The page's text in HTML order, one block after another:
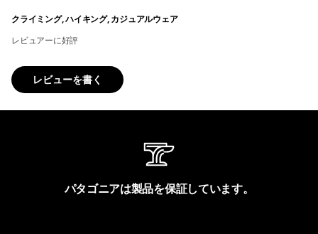
クライミング, ハイキング, カジュアルウェア
レビュアーに好評
レビューを書く
パタゴニアは製品を保証しています。